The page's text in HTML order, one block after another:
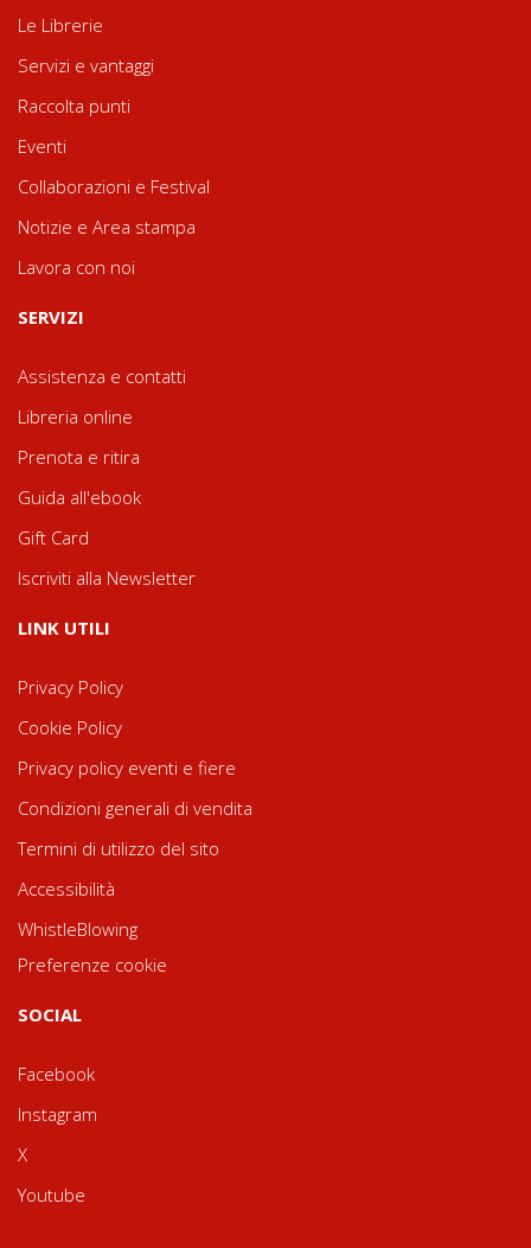
Le Librerie
Servizi e vantaggi
Raccolta punti
Eventi
Collaborazioni e Festival
Notizie e Area stampa
Lavora con noi
SERVIZI
Assistenza e contatti
Libreria online
Prenota e ritira
Guida all'ebook
Gift Card
Iscriviti alla Newsletter
LINK UTILI
Privacy Policy
Cookie Policy
Privacy policy eventi e fiere
Condizioni generali di vendita
Termini di utilizzo del sito
Accessibilità
WhistleBlowing
Preferenze cookie
SOCIAL
Facebook
Instagram
X
Youtube